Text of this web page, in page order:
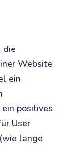
die
Website
ein
positives
User
lange